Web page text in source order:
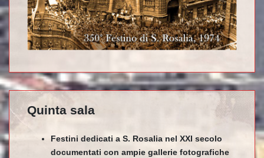
Quinta sala
Festini dedicati a S. Rosalia nel XXI secolo
documentati con ampie gallerie fotografiche